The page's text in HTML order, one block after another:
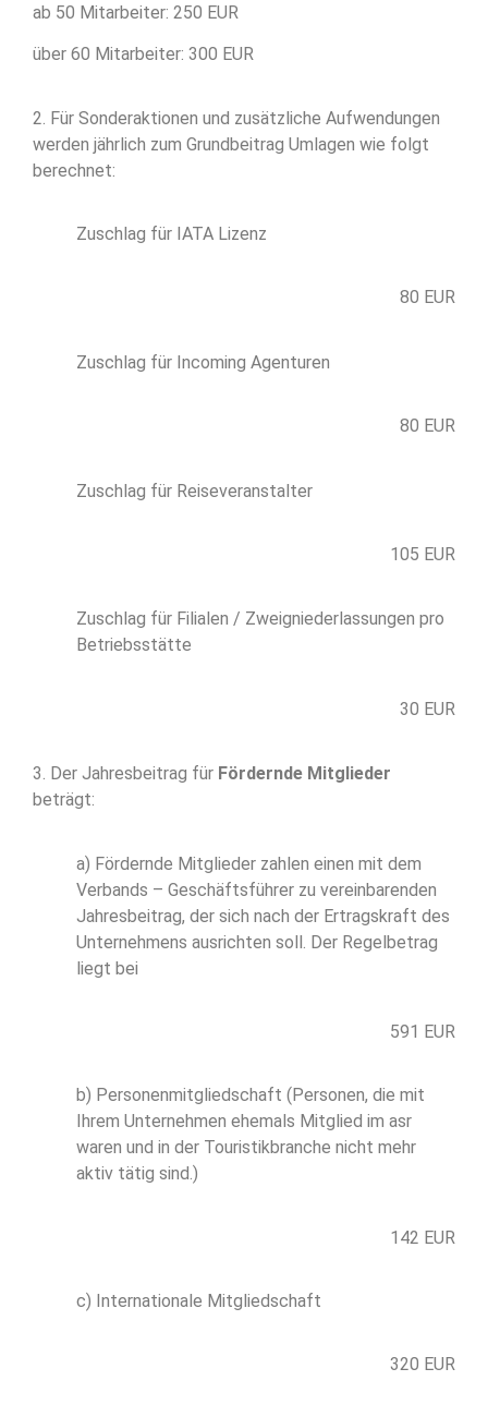
ab 50 Mitarbeiter: 250 EUR
über 60 Mitarbeiter: 300 EUR
2. Für Sonderaktionen und zusätzliche Aufwendungen
werden jährlich zum Grundbeitrag Umlagen wie folgt
berechnet:
Zuschlag für IATA Lizenz
80 EUR
Zuschlag für Incoming Agenturen
80 EUR
Zuschlag für Reiseveranstalter
105 EUR
Zuschlag für Filialen / Zweigniederlassungen pro
Betriebsstätte
30 EUR
3. Der Jahresbeitrag für Fördernde Mitglieder
beträgt:
a) Fördernde Mitglieder zahlen einen mit dem
Verbands – Geschäftsführer zu vereinbarenden
Jahresbeitrag, der sich nach der Ertragskraft des
Unternehmens ausrichten soll. Der Regelbetrag
liegt bei
591 EUR
b) Personenmitgliedschaft (Personen, die mit
Ihrem Unternehmen ehemals Mitglied im asr
waren und in der Touristikbranche nicht mehr
aktiv tätig sind.)
142 EUR
c) Internationale Mitgliedschaft
320 EUR